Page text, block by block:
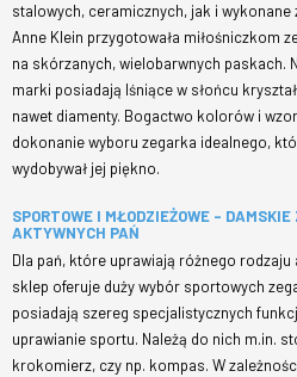
stalowych, ceramicznych, jak i wykonane
Anne Klein przygotowała miłośniczkom
na skórzanych, wielobarwnych paskach.
marki posiadają lśniące w słońcu
nawet diamenty. Bogactwo kolorów i
dokonanie wyboru zegarka idealnego,
wydobywał jej piękno.
SPORTOWE I MŁODZIEŻOWE -
AKTYWNYCH PAŃ
Dla pań, które uprawiają różnego
sklep oferuje duży wybór sportowych
posiadają szereg specjalistycznych
uprawianie sportu. Należą do nich m.in.
krokomierz, czy np. kompas. W